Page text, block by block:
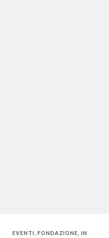
EVENTI FONDAZIONE IN